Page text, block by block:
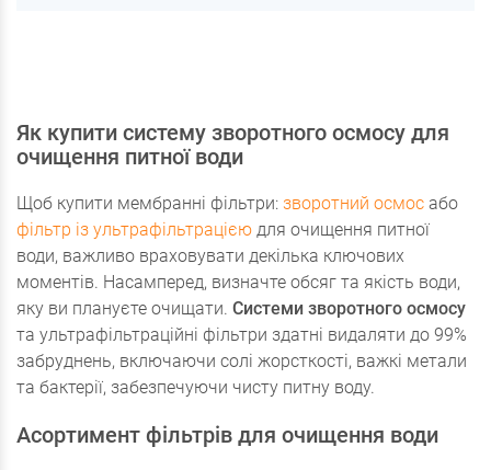
Як купити систему зворотного осмосу для
очищення питної води
Щоб купити мембранні фільтри: зворотний осмос або
фільтр із ультрафільтрацією для очищення питної
води, важливо враховувати декілька ключових
моментів. Насамперед, визначте обсяг та якість води,
яку ви плануєте очищати. Системи зворотного осмосу
та ультрафільтраційні фільтри здатні видаляти до 99%
забруднень, включаючи солі жорсткості, важкі метали
та бактерії, забезпечуючи чисту питну воду.
Асортимент фільтрів для очищення води